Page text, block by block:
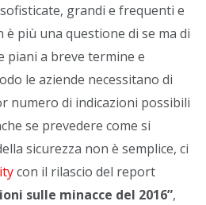
grandi e frequenti e
più una questione di se ma di
piani a breve termine e
le aziende necessitano di
numero di indicazioni possibili
se prevedere come si
sicurezza non è semplice, ci
con il rilascio del report
sulle minacce del 2016”,